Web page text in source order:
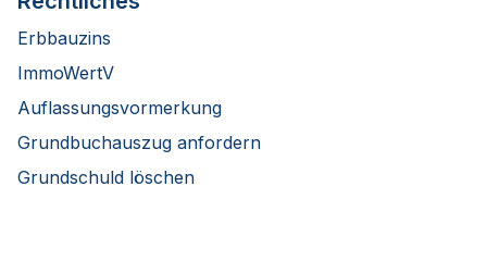
Erbbauzins
ImmoWertV
Auflassungsvormerkung
Grundbuchauszug anfordern
Grundschuld löschen